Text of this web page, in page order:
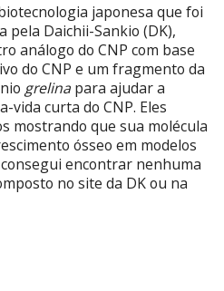
japonesa que foi
Daichii-Sankio (DK),
análogo do CNP com base
do CNP e um fragmento da
grelina para ajudar a
vida curta do CNP. Eles
mostrando que sua molécula
ósseo em modelos
encontrar nenhuma
no site da DK ou na